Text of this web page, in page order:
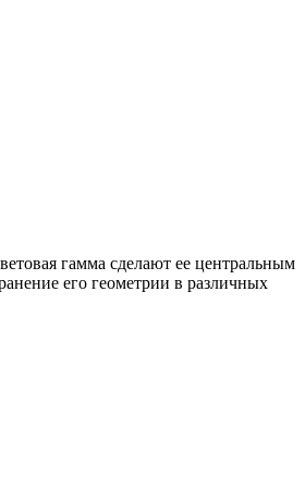
гамма сделают ее центральным
его геометрии в различных